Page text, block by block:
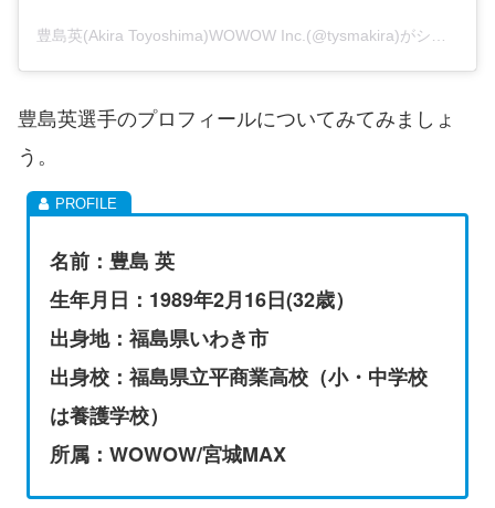
豊島英選手のプロフィールについてみてみましょ
う。
名前：豊島 英
生年月日：1989年2月16日(32歳）
出身地：福島県いわき市
出身校：福島県立平商業高校（小・中学校
は養護学校）
所属：WOWOW/宮城MAX